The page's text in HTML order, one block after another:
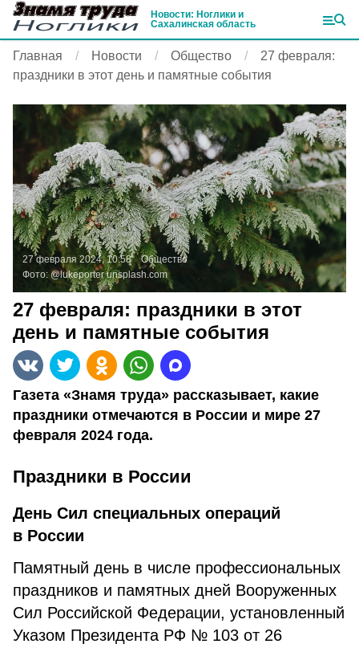
Новости: Ноглики и
Сахалинская область
Главная Новости Общество
27 февраля:
праздники в этот день и памятные события
27 февраля 2024, 10:58
Общество
Фото:@lukeporter unsplash.com
27 февраля: праздники в этот
день и памятные события
Газета «Знамя труда» рассказывает, какие
праздники отмечаются в России и мире 27
февраля 2024 года.
Праздники в России
День Сил специальных операций
в России
Памятный день в числе профессиональных
праздников и памятных дней Вооруженных
Сил Российской Федерации, установленный
Указом Президента РФ № 103 от 26